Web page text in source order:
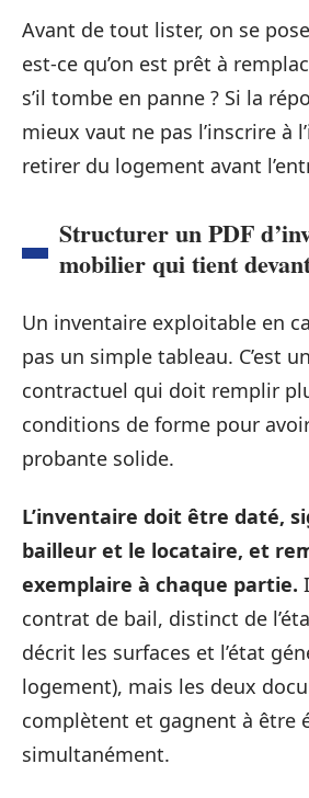
Avant de tout lister, on se
est-ce qu’on est prêt à
s’il tombe en panne ? Si la
mieux vaut ne pas l’inscrire à
retirer du logement avant
Structurer un PDF
mobilier qui tient
Un inventaire exploitable en
pas un simple tableau. C’est
contractuel qui doit remplir
conditions de forme pour
probante solide.
L’inventaire doit être daté,
bailleur et le locataire, et
exemplaire à chaque partie.
contrat de bail, distinct de
décrit les surfaces et l’état
logement), mais les deux
complètent et gagnent à être
simultanément.